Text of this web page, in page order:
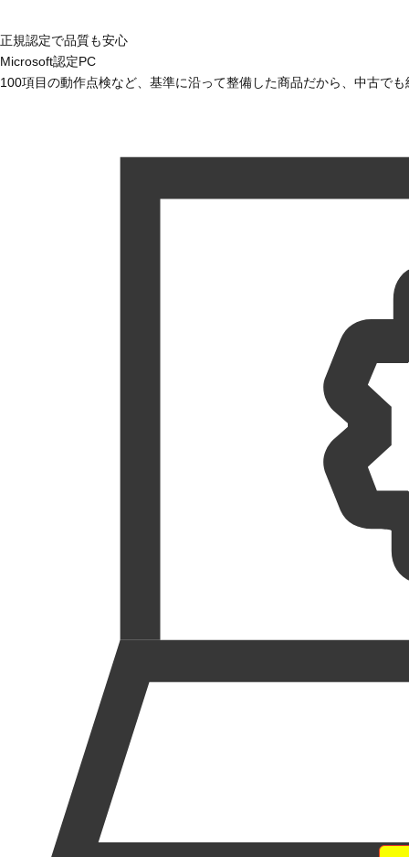
正規認定で品質も安心
Microsoft認定PC
100項目の動作点検など、基準に沿って整備した商品だから、中古で